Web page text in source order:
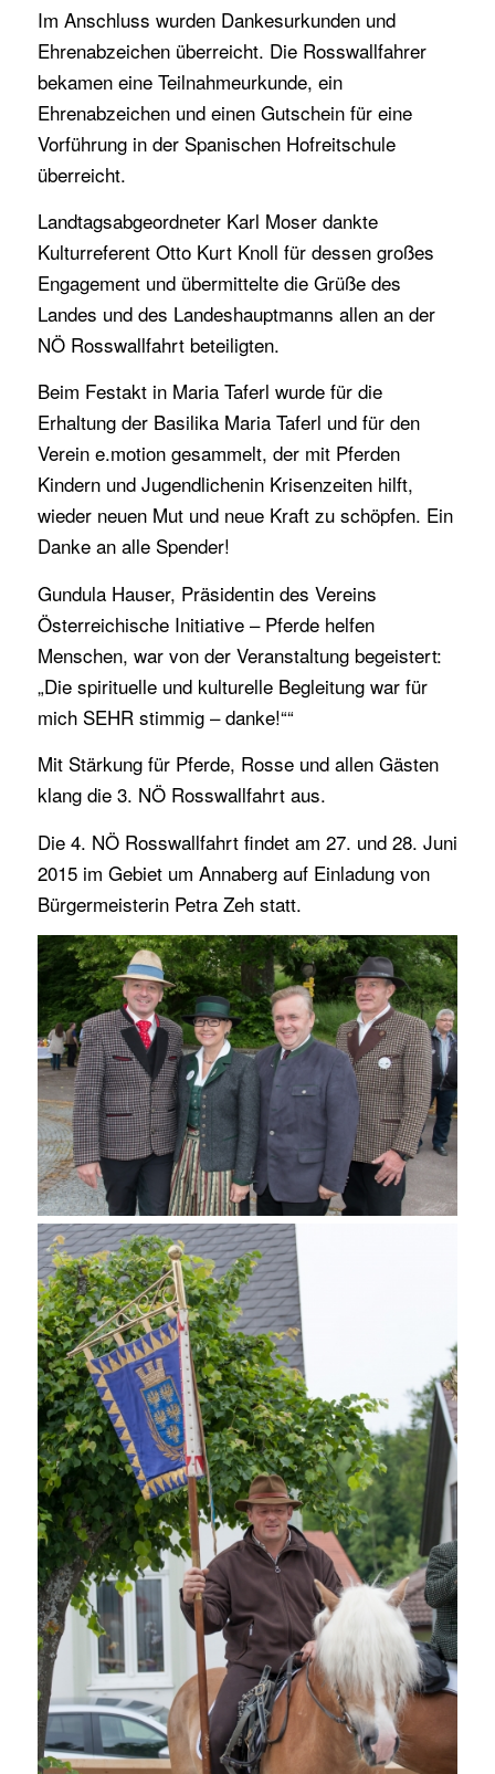
Im Anschluss wurden Dankesurkunden und
Ehrenabzeichen überreicht. Die Rosswallfahrer
bekamen eine Teilnahmeurkunde, ein
Ehrenabzeichen und einen Gutschein für eine
Vorführung in der Spanischen Hofreitschule
überreicht.
Landtagsabgeordneter Karl Moser dankte
Kulturreferent Otto Kurt Knoll für dessen großes
Engagement und übermittelte die Grüße des
Landes und des Landeshauptmanns allen an der
NÖ Rosswallfahrt beteiligten.
Beim Festakt in Maria Taferl wurde für die
Erhaltung der Basilika Maria Taferl und für den
Verein e.motion gesammelt, der mit Pferden
Kindern und Jugendlichenin Krisenzeiten hilft,
wieder neuen Mut und neue Kraft zu schöpfen. Ein
Danke an alle Spender!
Gundula Hauser, Präsidentin des Vereins
Österreichische Initiative – Pferde helfen
Menschen, war von der Veranstaltung begeistert:
„Die spirituelle und kulturelle Begleitung war für
mich SEHR stimmig – danke!““
Mit Stärkung für Pferde, Rosse und allen Gästen
klang die 3. NÖ Rosswallfahrt aus.
Die 4. NÖ Rosswallfahrt findet am 27. und 28. Juni
2015 im Gebiet um Annaberg auf Einladung von
Bürgermeisterin Petra Zeh statt.